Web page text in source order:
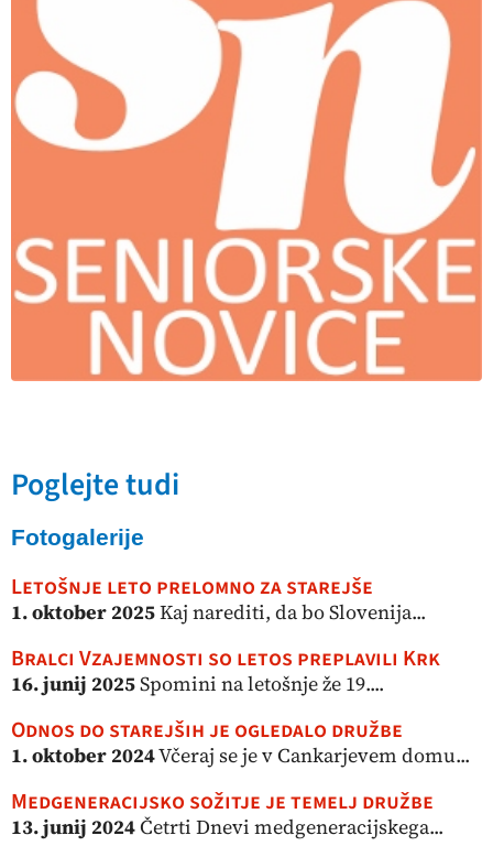
Poglejte tudi
Fotogalerije
Letošnje leto prelomno za starejše
1. oktober 2025Kaj narediti, da bo Slovenija...
Bralci Vzajemnosti so letos preplavili Krk
16. junij 2025Spomini na letošnje že 19....
Odnos do starejših je ogledalo družbe
1. oktober 2024Včeraj se je v Cankarjevem domu...
Medgeneracijsko sožitje je temelj družbe
13. junij 2024Četrti Dnevi medgeneracijskega...